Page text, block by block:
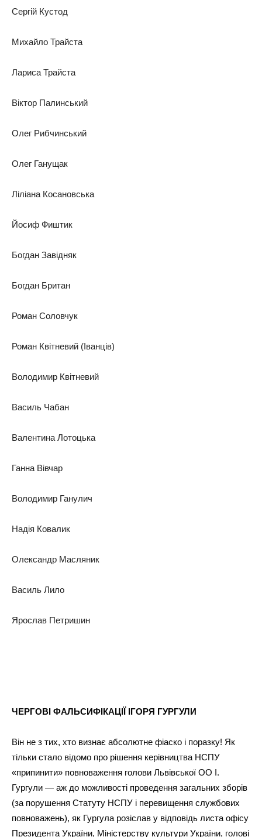
Сергій Кустод
Михайло Трайста
Лариса Трайста
Віктор Палинський
Олег Рибчинський
Олег Ганущак
Ліліана Косановська
Йосиф Фиштик
Богдан Завідняк
Богдан Британ
Роман Соловчук
Роман Квітневий (Іванців)
Володимир Квітневий
Василь Чабан
Валентина Лотоцька
Ганна Вівчар
Володимир Ганулич
Надія Ковалик
Олександр Масляник
Василь Лило
Ярослав Петришин
ЧЕРГОВІ ФАЛЬСИФІКАЦІЇ ІГОРЯ ГУРГУЛИ
Він не з тих, хто визнає абсолютне фіаско і поразку! Як
тільки стало відомо про рішення керівництва НСПУ
«припинити» повноваження голови Львівської ОО І.
Гургули — аж до можливості проведення загальних зборів
(за порушення Статуту НСПУ і перевищення службових
повноважень), як Гургула розіслав у відповідь листа офісу
Президента України, Міністерству культури України, голові